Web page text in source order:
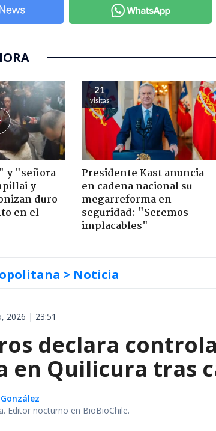
y "señora
y
duro
en el
21
visitas
Presidente Kast anuncia
en cadena nacional su
megarreforma en
seguridad: "Seremos
implacables"
> Noticia
2026 | 23:51
declara
en Quilicura tras
Editor nocturno en BioBioChile.